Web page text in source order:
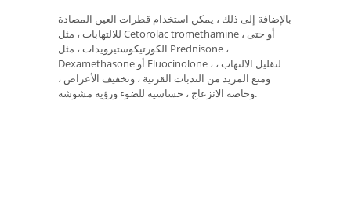
بالإضافة إلى ذلك ، يمكن استخدام قطرات العين المضادة
للالتهابات ، مثل Cetorolac tromethamine ، أو حتى
الكورتيكوستيرويدات ، مثل Prednisone ،
Dexamethasone أو Fluocinolone ، لتقليل الالتهاب ،
ومنع المزيد من الندبات القرنية ، وتخفيف الأعراض ،
وخاصة الانزعاج ، حساسية للضوء ورؤية مشوشة.